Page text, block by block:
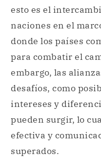
esto es el
naciones en el
donde los países
para combatir el
embargo, las
desafíos, como
intereses y
pueden surgir, lo
efectiva y
superados.